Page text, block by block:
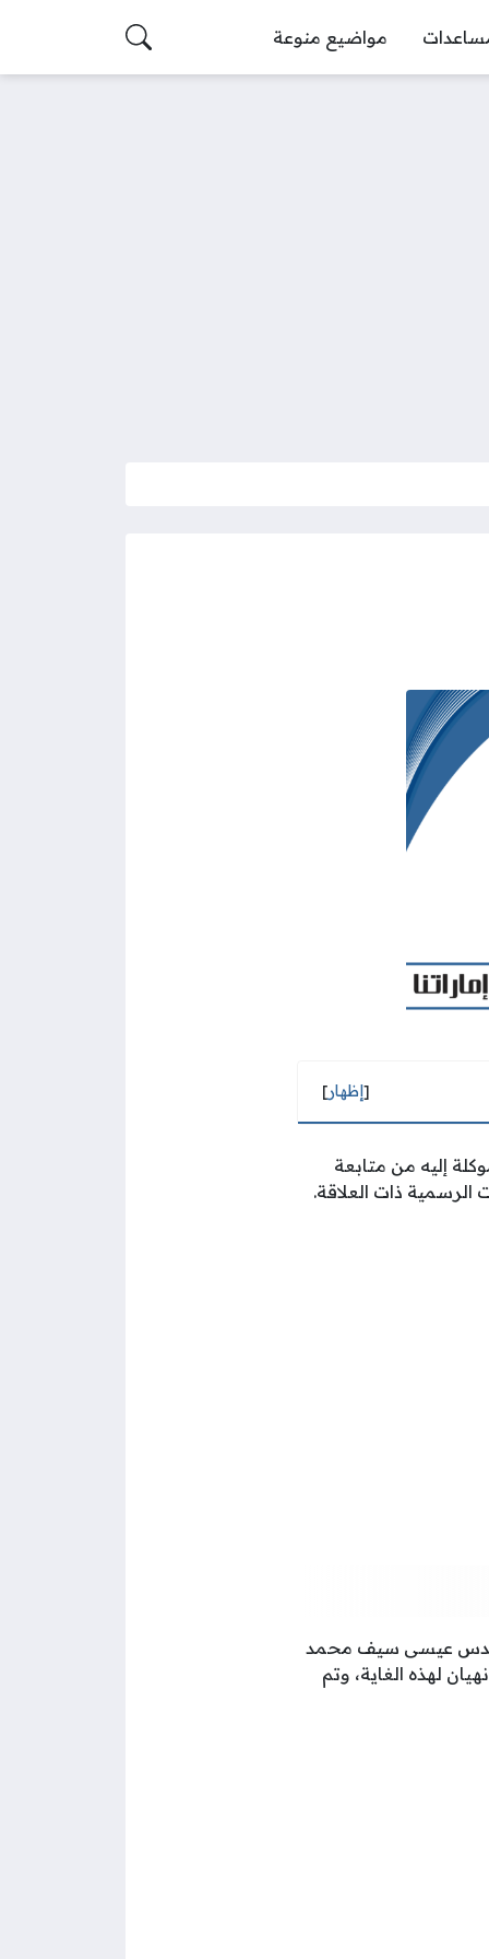
مواضيع منوعة
[إظهار]
إليه من متابعة
الرسمية ذات العلاقة.
الفريق الركن مهندس عيسى سيف محمد
لهذه الغاية، وتم